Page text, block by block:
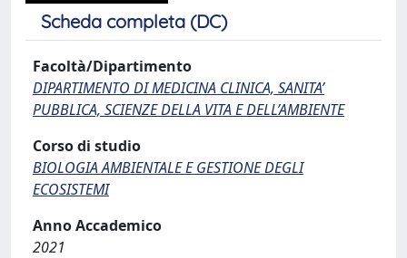
Scheda completa (DC)
Facoltà/Dipartimento
DIPARTIMENTO DI MEDICINA CLINICA, SANITA’
PUBBLICA, SCIENZE DELLA VITA E DELL’AMBIENTE
Corso di studio
BIOLOGIA AMBIENTALE E GESTIONE DEGLI
ECOSISTEMI
Anno Accademico
2021